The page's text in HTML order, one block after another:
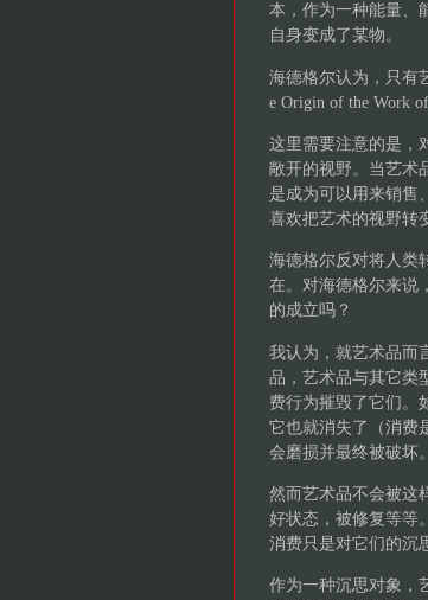
本，作为一种能量、
自身变成了某物。
海德格尔认为，只有
e Origin of the Work
这里需要注意的是，
敞开的视野。当艺术
是成为可以用来销售
喜欢把艺术的视野转
海德格尔反对将人类
在。对海德格尔来说
的成立吗？
我认为，就艺术品而
品，艺术品与其它类
费行为摧毁了它们
它也就消失了（消费
会磨损并最终被破坏。
然而艺术品不会被这
好状态，被修复等等
消费只是对它们的沉
作为一种沉思对象，